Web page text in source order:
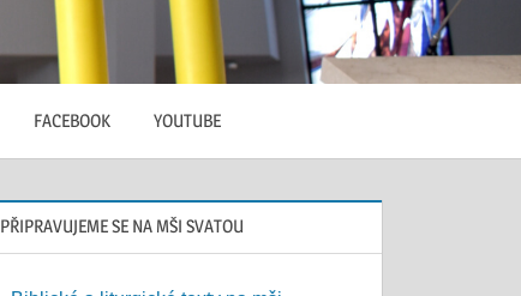
FACEBOOK YOUTUBE
PŘIPRAVUJEME SE NA MŠI SVATOU